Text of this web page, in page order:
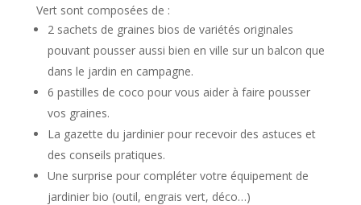
Vert sont composées de :
2 sachets de graines bios de variétés originales
pouvant pousser aussi bien en ville sur un balcon que
dans le jardin en campagne.
6 pastilles de coco pour vous aider à faire pousser
vos graines.
La gazette du jardinier pour recevoir des astuces et
des conseils pratiques.
Une surprise pour compléter votre équipement de
jardinier bio (outil, engrais vert, déco…)